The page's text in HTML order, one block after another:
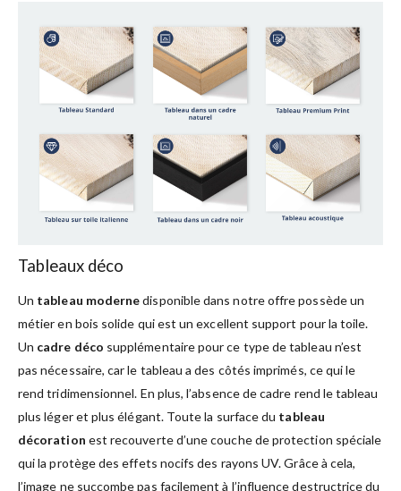
Tableaux déco
Un tableau modernedisponible dans notre offre possède un
métier en bois solide qui est un excellent support pour la toile.
Un cadre déco supplémentaire pour ce type de tableau n’est
pas nécessaire, car le tableau a des côtés imprimés, ce qui le
rend tridimensionnel. En plus, l’absence de cadre rend le tableau
plus léger et plus élégant. Toute la surface du tableau
décoration est recouverte d’une couche de protection spéciale
qui la protège des effets nocifs des rayons UV. Grâce à cela,
l’image ne succombe pas facilement à l’influence destructrice du